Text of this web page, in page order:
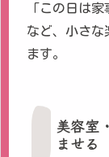
「この日は
など、小さな
ます。
美容室
ませる